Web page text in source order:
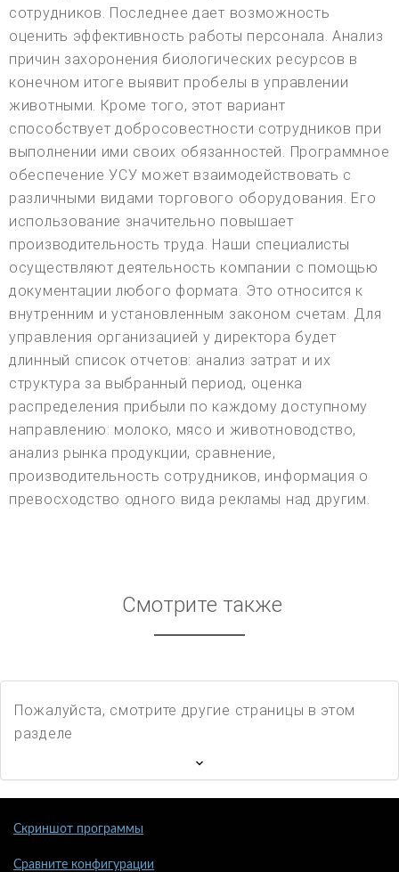
сотрудников. Последнее дает возможность
оценить эффективность работы персонала. Анализ
причин захоронения биологических ресурсов в
конечном итоге выявит пробелы в управлении
животными. Кроме того, этот вариант
способствует добросовестности сотрудников при
выполнении ими своих обязанностей. Программное
обеспечение УСУ может взаимодействовать с
различными видами торгового оборудования. Его
использование значительно повышает
производительность труда. Наши специалисты
осуществляют деятельность компании с помощью
документации любого формата. Это относится к
внутренним и установленным законом счетам. Для
управления организацией у директора будет
длинный список отчетов: анализ затрат и их
структура за выбранный период, оценка
распределения прибыли по каждому доступному
направлению: молоко, мясо и животноводство,
анализ рынка продукции, сравнение,
производительность сотрудников, информация о
превосходство одного вида рекламы над другим.
Смотрите также
Пожалуйста, смотрите другие страницы в этом
разделе
Скриншот программы
Сравните конфигурации